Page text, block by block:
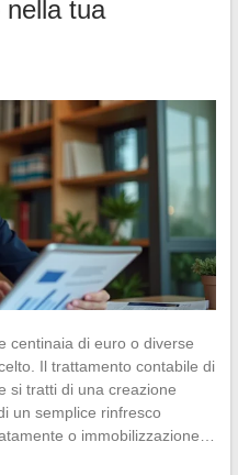
nella tua
centinaia di euro o diverse
Il trattamento contabile di
si tratti di una creazione
un semplice rinfresco
o immobilizzazione…